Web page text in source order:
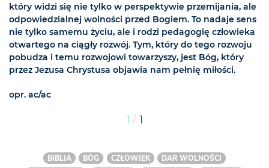
który widzi się nie tylko w perspektywie przemijania, ale
odpowiedzialnej wolności przed Bogiem. To nadaje sens
nie tylko samemu życiu, ale i rodzi pedagogię człowieka
otwartego na ciągły rozwój. Tym, który do tego rozwoju
pobudza i temu rozwojowi towarzyszy, jest Bóg, który
przez Jezusa Chrystusa objawia nam pełnię miłości.
opr. ac/ac
1 / 1
BIBLIA BÓG CZŁOWIEK
DAR WOLNOŚCI